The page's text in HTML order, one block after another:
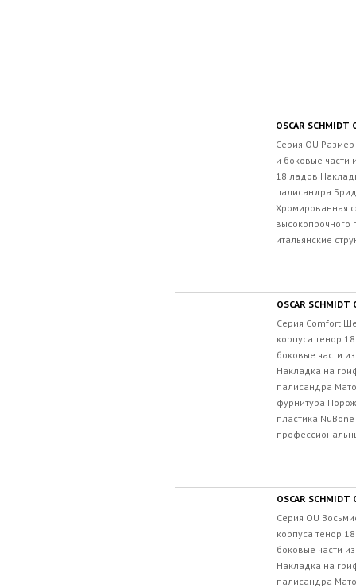
OSCAR SCHMIDT
Серия OU
и боковые части
18 ладов
палисандра
Хромированная
высокопрочного
итальянские
OSCAR SCHMIDT
Серия Comfort
корпуса тенор
боковые части
Накладка на
палисандра
фурнитура
пластика
OSCAR SCHMIDT
Серия OU
корпуса тенор
боковые части
Накладка на
палисандра